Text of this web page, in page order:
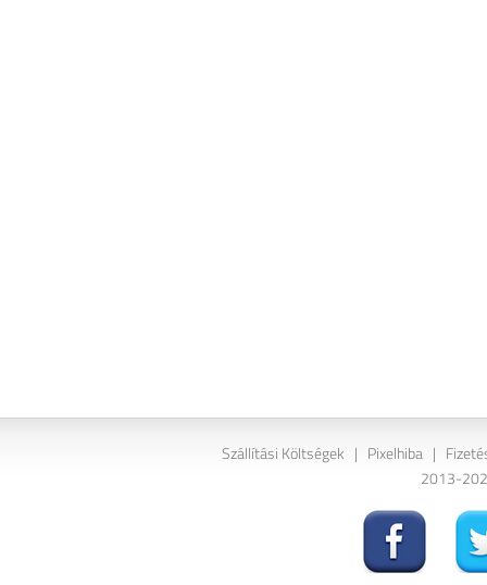
Szállítási Költségek | Pixelhiba |
2013-